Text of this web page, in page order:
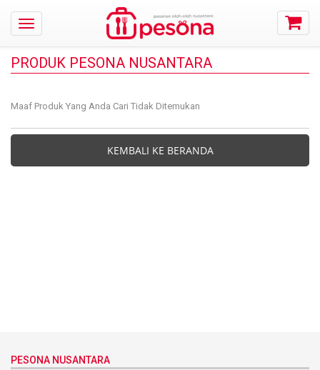
PRODUK PESONA NUSANTARA
Maaf Produk Yang Anda Cari Tidak Ditemukan
KEMBALI KE BERANDA
PESONA NUSANTARA